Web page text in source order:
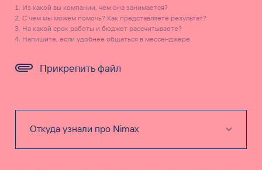
Прикрепить файл
Из какой вы компании, чем она занимается?
С чем мы можем помочь? Как представляете результат?
На какой срок работы и бюджет рассчитываете?
Напишите, если удобнее общаться в мессенджере.